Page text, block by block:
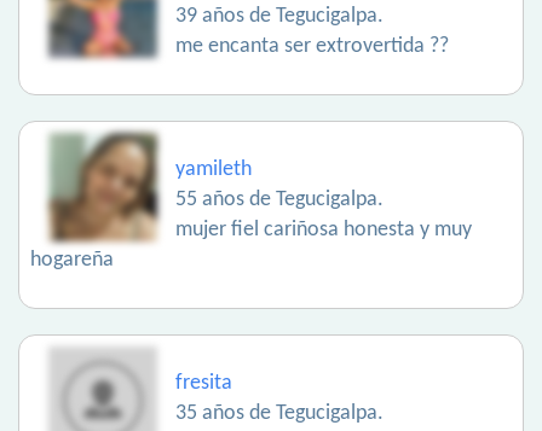
39 años de Tegucigalpa.
me encanta ser extrovertida ??
yamileth
55 años de Tegucigalpa.
mujer fiel cariñosa honesta y muy
hogareña
fresita
35 años de Tegucigalpa.